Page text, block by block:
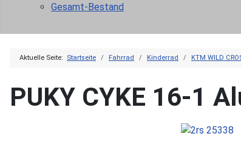
Gesamt-Bestand
Aktuelle Seite: Startseite Fahrrad Kinderrad KTM WILD
PUKY CYKE 16-1